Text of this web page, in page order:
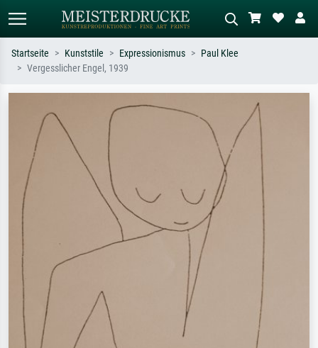
Suchen Sie nach Künstlern, Werktiteln
oder Stilen – z.B. Monet,
Sternennacht, Impressionismus, Welle
Hokusai, Akt.
Beschreiben Sie die Szene – z.B. Grüne
Wiese, Abstrakt mit viel Rot, Dunkles
Ölgemälde, Stehender Akt neben einem
Baum.
Startseite Kunststile Expressionismus
Paul Klee
Vergesslicher Engel, 1939